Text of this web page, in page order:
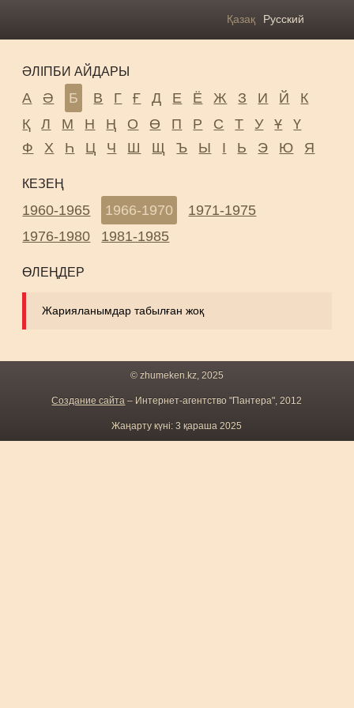
Қазақ Русский
ӘЛІПБИ АЙДАРЫ
А Ә Б В Г Ғ Д Е Ё Ж З И Й
К
Қ
Л М Н Ң О Ө П Р С Т У Ұ
Ү
Ф
Х Һ Ц Ч Ш Щ Ъ Ы І Ь Э Ю Я
КЕЗЕҢ
1960-1965 1966-1970
1971-1975
1976-1980
1981-1985
ӨЛЕҢДЕР
Жарияланымдар табылған жоқ
© zhumeken.kz, 2025
Создание сайта – Интернет-агентство "Пантера", 2012
Жаңарту күні: 3 қараша 2025